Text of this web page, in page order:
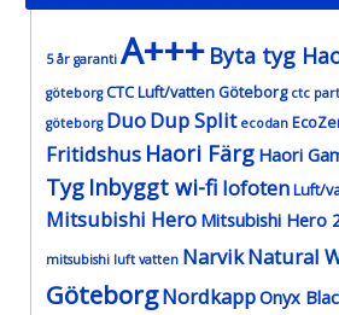
5 år garanti A+++ Byta tyg
göteborg CTC Luft/vatten Göteborg ctc
göteborg DuoDup Split ecodan
Fritidshus Haori Färg Haori
Tyg Inbyggt wi-fi lofotenLuft/
Mitsubishi Hero Mitsubishi Hero
mitsubishi luft vatten NarvikNatural
GöteborgNordkappOnyx